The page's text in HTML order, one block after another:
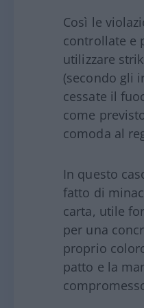
Così le
controllate e
utilizzare
(secondo gli
cessate il
come
comoda al
In questo
fatto di
carta, utile
per una
proprio
patto e la